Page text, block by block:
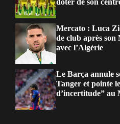
doter de son
Mercato : Luca
de club après son
avec l’Algérie
Le Barça annule
Tanger et pointe
d’incertitude” au